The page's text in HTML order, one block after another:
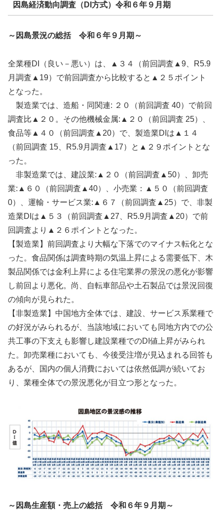
因島経済動向調査（DI方式）令和６年９月期
～因島景況の総括 令和６年９月期～
全業種DI（良い－悪い）は、▲３４（前回調査▲9、R5.9
月調査▲19）で前回調査から比較すると▲２５ポイント
となった。
製造業では、造船・同関連: ２０（前回調査 40）で前回
調査比▲２０。その他機械金属:▲２０（前回調査 25）、
食品等▲４０（前回調査▲20）で、製造業DIは▲１４
（前回調査 15、R5.9月調査▲17）と▲２９ポイントとな
った。
非製造業では、建設業:▲２０（前回調査▲50）、卸売
業:▲６０（前回調査▲40）、小売業：▲５０（前回調査
0）、運輸・サービス業:▲６７（前回調査▲25）で、非製
造業DIは▲５３（前回調査▲27、R5.9月調査▲20）で前
回調査より▲２６ポイントとなった。
【製造業】前回調査より大幅な下落でのマイナス転化とな
った。食品関係は調査時期の気温上昇による需要低下、木
製品関係では金利上昇による住宅業界の景況の悪化が影響
し前回より悪化。尚、自転車部品や土石製品では景況回復
の傾向が見られた。
【非製造業】中国地方全体では、建設、サービス系業種で
の好況がみられるが、当該地域においても同地方内での公
共工事の下支えも影響し建設業種でのDI値上昇がみられ
た。卸売業種においても、今後受注増が見込まれる回答も
あるが、国内の個人消費においては依然低調が続いてお
り、業種全体での景況悪化が目立つ形となった。
～因島生産額・売上の総括 令和６年９月期～